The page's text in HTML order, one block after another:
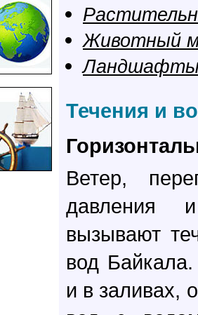
Животный
Течения и
Ветер,
давления
вызывают
вод
и в заливах,